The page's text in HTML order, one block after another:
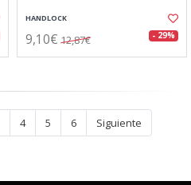
HANDLOCK
9,10€ 12,87€ - 29%
4 5 6 Siguiente